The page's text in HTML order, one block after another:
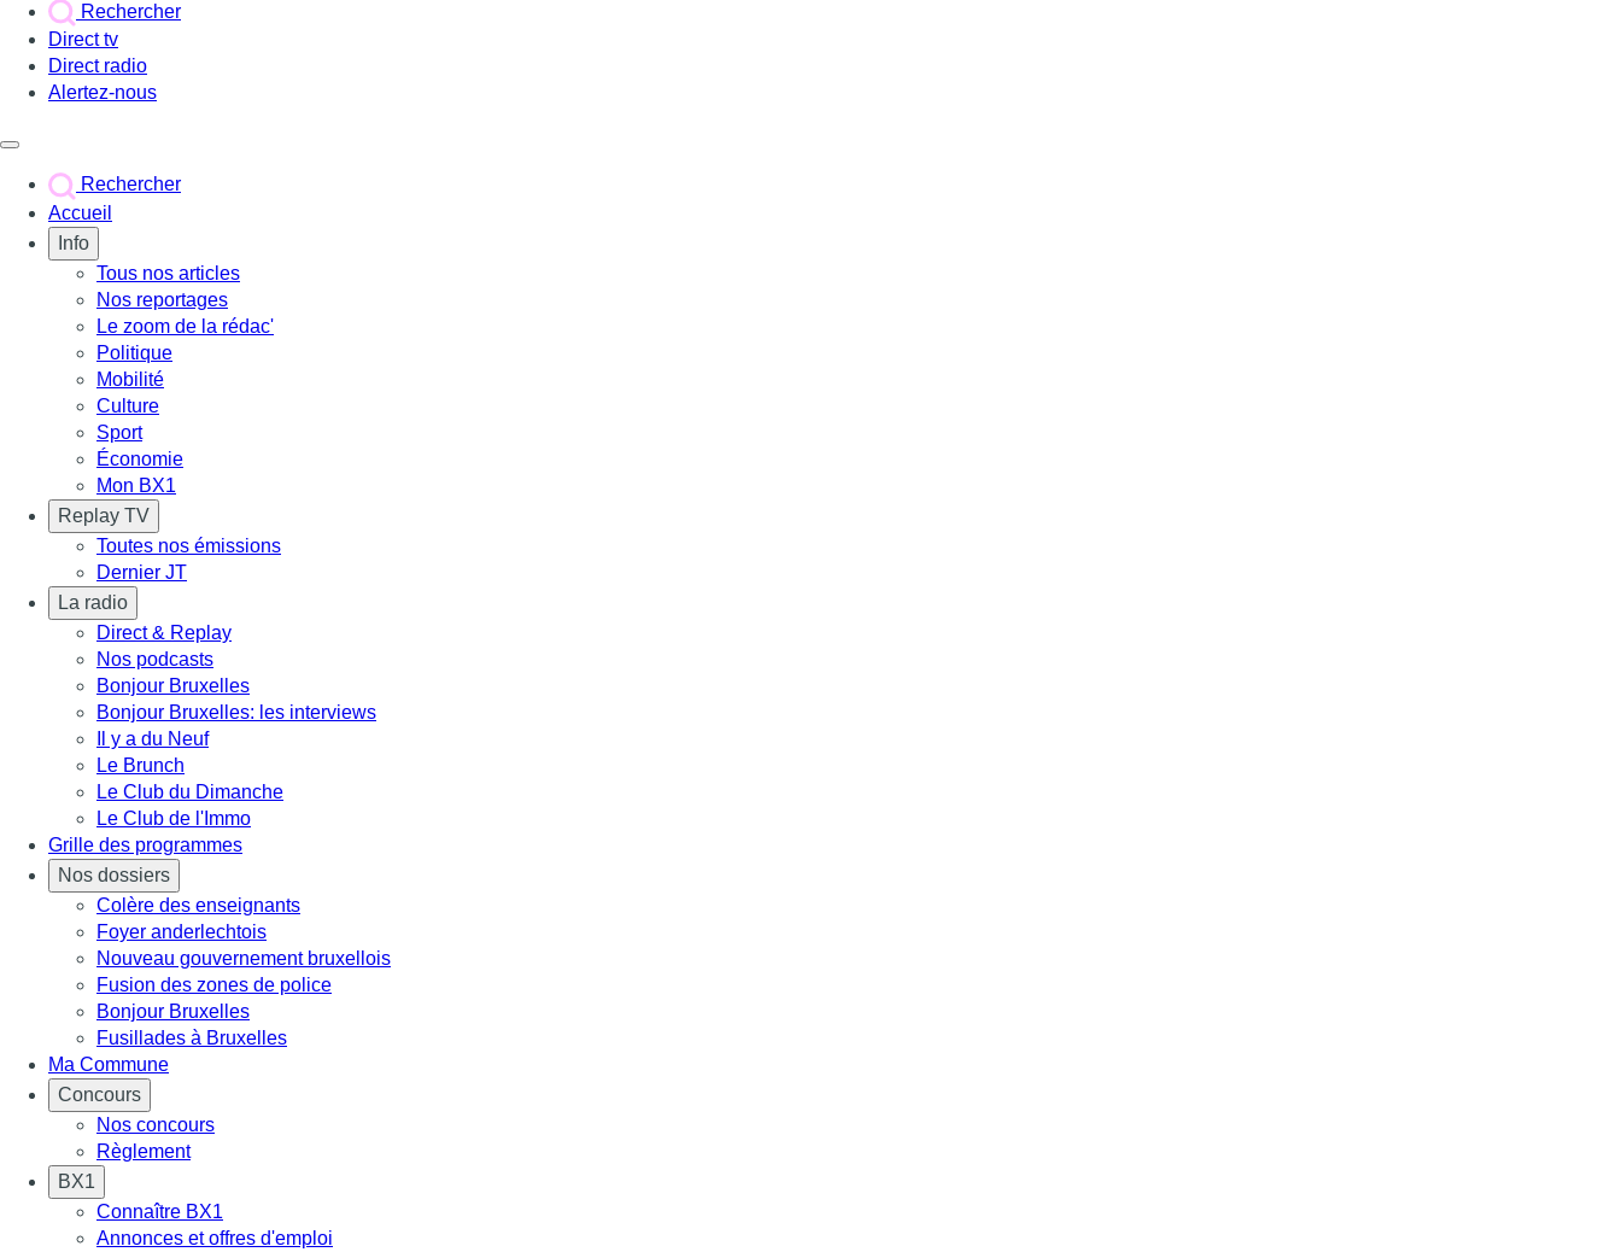
Rechercher
Direct tv
Direct radio
Alertez-nous
Rechercher
Accueil
Info
Tous nos articles
Nos reportages
Le zoom de la rédac'
Politique
Mobilité
Culture
Sport
Économie
Mon BX1
Replay TV
Toutes nos émissions
Dernier JT
La radio
Direct & Replay
Nos podcasts
Bonjour Bruxelles
Bonjour Bruxelles: les interviews
Il y a du Neuf
Le Brunch
Le Club du Dimanche
Le Club de l'Immo
Grille des programmes
Nos dossiers
Colère des enseignants
Foyer anderlechtois
Nouveau gouvernement bruxellois
Fusion des zones de police
Bonjour Bruxelles
Fusillades à Bruxelles
Ma Commune
Concours
Nos concours
Règlement
BX1
Connaître BX1
Annonces et offres d'emploi